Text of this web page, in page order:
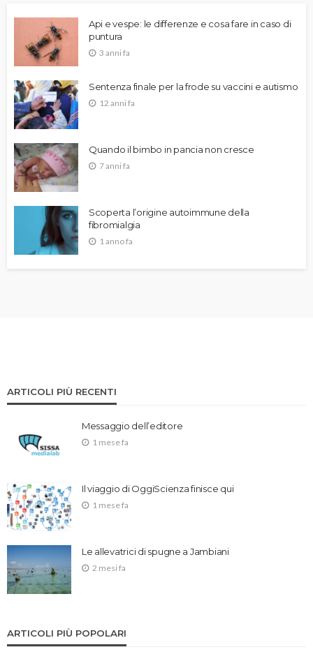
Api e vespe: le differenze e cosa fare in caso di
puntura
3 anni fa
Sentenza finale per la frode su vaccini e autismo
12 anni fa
Quando il bimbo in pancia non cresce
7 anni fa
Scoperta l’origine autoimmune della
fibromialgia
1 anno fa
ARTICOLI PIÙ RECENTI
Messaggio dell’editore
1 mese fa
Il viaggio di OggiScienza finisce qui
1 mese fa
Le allevatrici di spugne a Jambiani
2 mesi fa
ARTICOLI PIÙ POPOLARI